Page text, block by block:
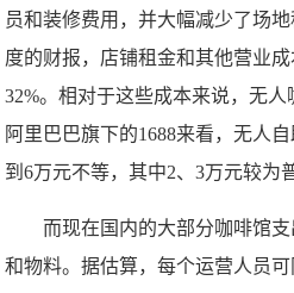
员和装修费用，并大幅减少了场
度的财报，店铺租金和其他营业
32%。相对于这些成本来说，无
阿里巴巴旗下的1688来看，无人
到6万元不等，其中2、3万元较为
而现在国内的大部分咖啡馆
和物料。据估算，每个运营人员可